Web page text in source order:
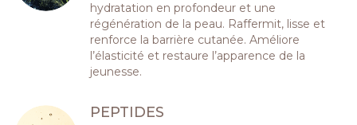
hydratation en profondeur et une
régénération de la peau. Raffermit, lisse et
renforce la barrière cutanée. Améliore
l’élasticité et restaure l’apparence de la
jeunesse.
PEPTIDES